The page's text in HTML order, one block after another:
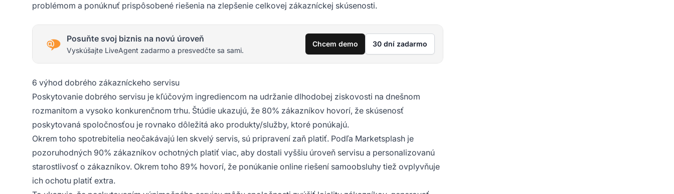
problémom a ponúknuť prispôsobené riešenia na zlepšenie celkovej zákazníckej skúsenosti.
Posuňte svoj biznis na novú úroveň
Vyskúšajte LiveAgent zadarmo a presvedčte sa sami.
Chcem demo 30 dní zadarmo
6 výhod dobrého zákazníckeho servisu
Poskytovanie dobrého servisu je kľúčovým ingrediencom na udržanie dlhodobej ziskovosti na dnešnom
rozmanitom a vysoko konkurenčnom trhu. Štúdie ukazujú, že 80% zákazníkov hovorí, že skúsenosť
poskytovaná spoločnosťou je rovnako dôležitá ako produkty/služby, ktoré ponúkajú.
Okrem toho spotrebitelia neočakávajú len skvelý servis, sú pripravení zaň platiť. Podľa Marketsplash je
pozoruhodných 90% zákazníkov ochotných platiť viac, aby dostali vyššiu úroveň servisu a personalizovanú
starostlivosť o zákazníkov. Okrem toho 89% hovorí, že ponúkanie online riešení samoobsluhy tiež ovplyvňuje
ich ochotu platiť extra.